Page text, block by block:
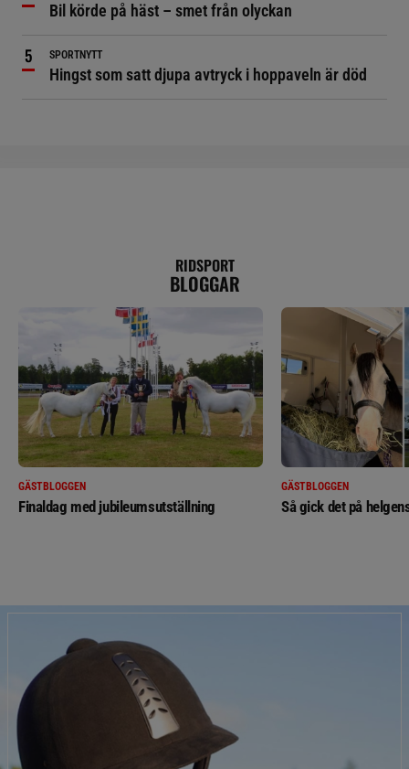
Bil körde på häst – smet från olyckan
SPORTNYTT
Hingst som satt djupa avtryck i hoppaveln är död
RIDSPORT
BLOGGAR
GÄSTBLOGGEN
Finaldag med jubileumsutställning
GÄSTBLOGGEN
Så gick det på